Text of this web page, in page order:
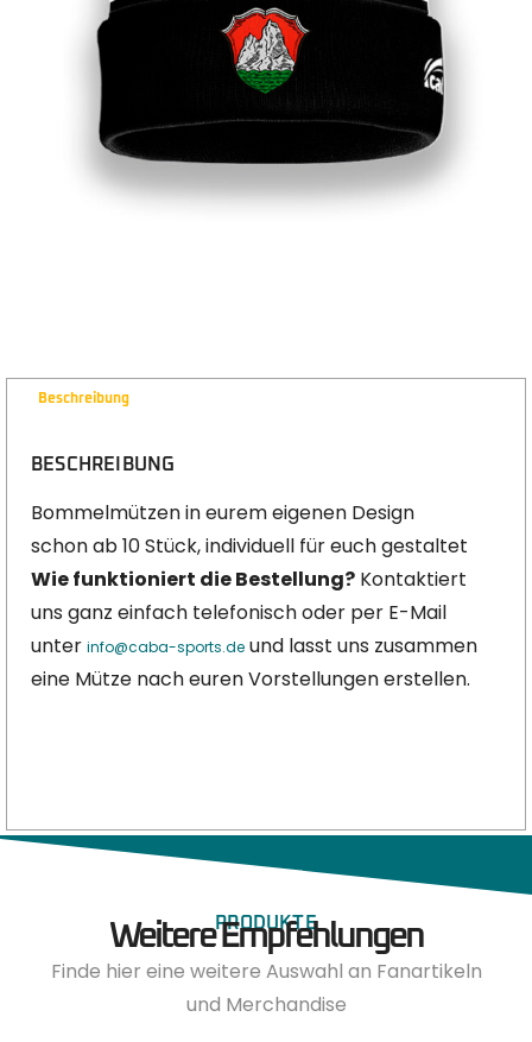
Beschreibung
BESCHREIBUNG
Bommelmützen in eurem eigenen Design
schon ab 10 Stück, individuell für euch gestaltet
Wie funktioniert die Bestellung? Kontaktiert
uns ganz einfach telefonisch oder per E-Mail
unter info@caba-sports.de und lasst uns zusammen
eine Mütze nach euren Vorstellungen erstellen.
PRODUKTE
Weitere Empfehlungen
Finde hier eine weitere Auswahl an Fanartikeln
und Merchandise